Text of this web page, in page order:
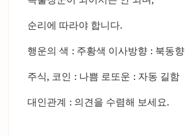
순리에 따라야 합니다.
행운의 색 : 주황색 이사방향 : 북동향
주식, 코인 : 나쁨 로또운 : 자동 길함
대인관계 : 의견을 수렴해 보세요.